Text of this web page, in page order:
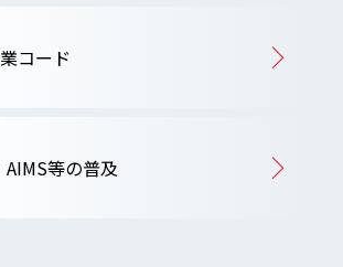
コード
AIMS等の普及